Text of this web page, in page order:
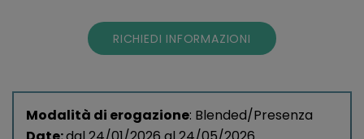
RICHIEDI INFORMAZIONI
Modalità di erogazione: Blended/Presenza